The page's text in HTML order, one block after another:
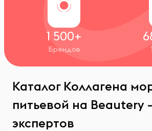
1 500+
Брендов
Каталог Коллагена
питьевой на Beautery
экспертов